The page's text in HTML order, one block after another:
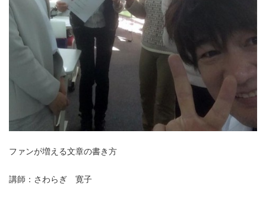
ファンが増える文章の書き方
講師：さわらぎ 寛子